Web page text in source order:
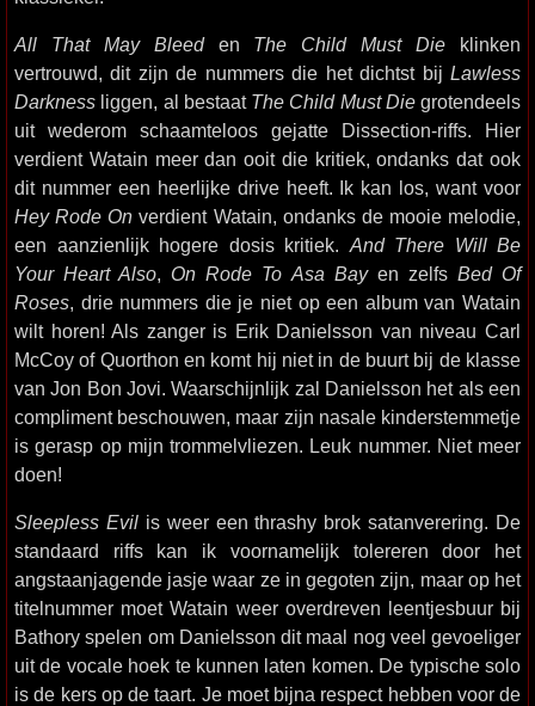
All That May Bleeden The Child Must Die klinken
vertrouwd, dit zijn de nummers die het dichtst bij Lawless
Darkness liggen, al bestaat The Child Must Diegrotendeels
uit wederom schaamteloos gejatte Dissection-riffs. Hier
verdient Watain meer dan ooit die kritiek, ondanks dat ook
dit nummer een heerlijke drive heeft. Ik kan los, want voor
Hey Rode On verdient Watain, ondanks de mooie melodie,
een aanzienlijk hogere dosis kritiek. And There Will Be
Your Heart Also, On Rode To Asa Bayen zelfs Bed Of
Roses, drie nummers die je niet op een album van Watain
wilt horen! Als zanger is Erik Danielsson van niveau Carl
McCoy of Quorthon en komt hij niet in de buurt bij de klasse
van Jon Bon Jovi. Waarschijnlijk zal Danielsson het als een
compliment beschouwen, maar zijn nasale kinderstemmetje
is gerasp op mijn trommelvliezen. Leuk nummer. Niet meer
doen!
Sleepless Evilis weer een thrashy brok satanverering. De
standaard riffs kan ik voornamelijk tolereren door het
angstaanjagende jasje waar ze in gegoten zijn, maar op het
titelnummer moet Watain weer overdreven leentjesbuur bij
Bathory spelen om Danielsson dit maal nog veel gevoeliger
uit de vocale hoek te kunnen laten komen. De typische solo
is de kers op de taart. Je moet bijna respect hebben voor de